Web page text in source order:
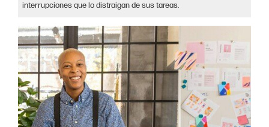
interrupciones que lo distraigan de sus tareas.